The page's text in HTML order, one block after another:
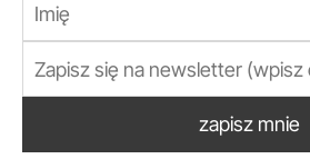
zapisz mnie